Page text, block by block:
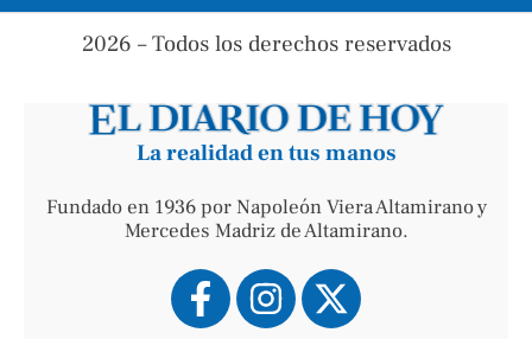
2026 – Todos los derechos reservados
La realidad en tus manos
Fundado en 1936 por Napoleón Viera Altamirano y
Mercedes Madriz de Altamirano.